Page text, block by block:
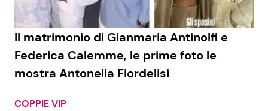
Il matrimonio di Gianmaria Antinolfi e
Federica Calemme, le prime foto le
mostra Antonella Fiordelisi
COPPIE VIP